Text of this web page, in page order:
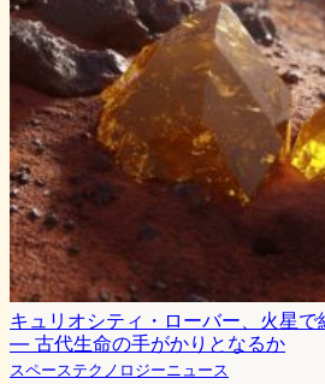
キュリオシティ・ローバー、火星
— 古代生命の手がかりとなるか
スペーステクノロジーニュース